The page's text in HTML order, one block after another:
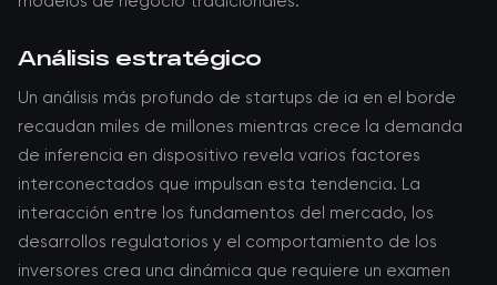
Análisis estratégico
Un análisis más profundo de startups de ia en el borde
recaudan miles de millones mientras crece la demanda
de inferencia en dispositivo revela varios factores
interconectados que impulsan esta tendencia. La
interacción entre los fundamentos del mercado, los
desarrollos regulatorios y el comportamiento de los
inversores crea una dinámica que requiere un examen